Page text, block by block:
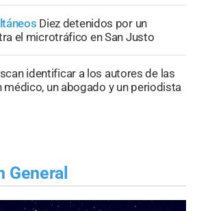
Diez detenidos por un
el microtráfico en San Justo
identificar a los autores de las
médico, un abogado y un periodista
General